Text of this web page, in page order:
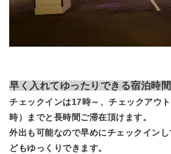
早く入れてゆったりできる宿泊時間
チェックインは17時～、チェックアウ
時）までと長時間ご滞在頂けます。
外出も可能なので早めにチェックイン
どもゆっくりできます。